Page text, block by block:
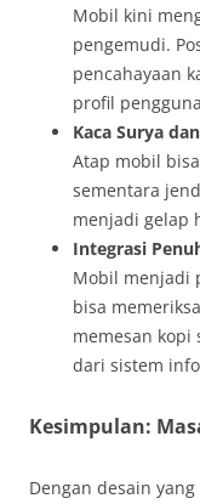
Mobil kini
pengemudi.
pencahayaan
profil
Kaca Surya
Atap mobil
sementara
menjadi gelap
Integrasi
Mobil menjadi
bisa
memesan
dari sistem
Kesimpulan:
Dengan desain